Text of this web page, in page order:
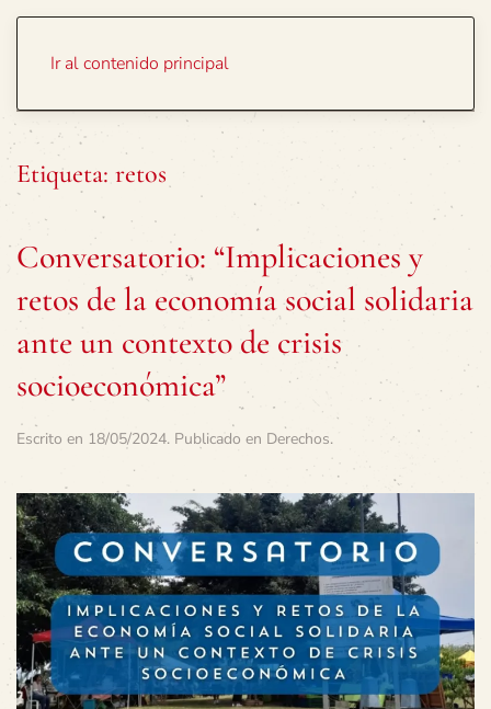
Ir al contenido principal
Etiqueta: retos
Conversatorio: “Implicaciones y
retos de la economía social solidaria
ante un contexto de crisis
socioeconómica”
Escrito en 18/05/2024. Publicado en Derechos.